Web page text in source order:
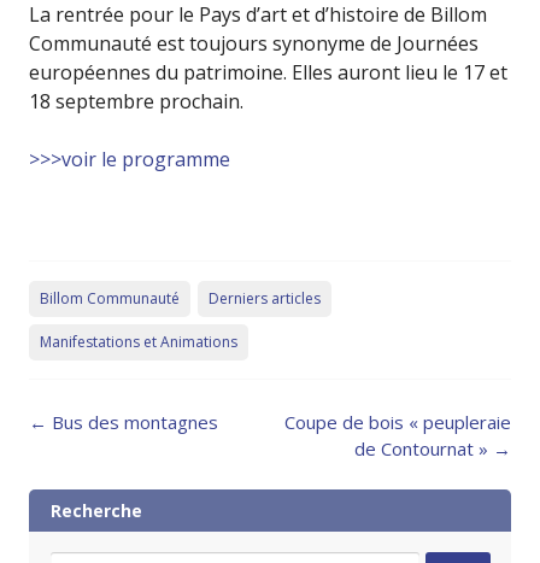
La rentrée pour le Pays d’art et d’histoire de Billom
Communauté est toujours synonyme de Journées
européennes du patrimoine. Elles auront lieu le 17 et
18 septembre prochain.
>>>voir le programme
Billom Communauté Derniers articles
Manifestations et Animations
Post
← Bus des montagnes
Coupe de bois « peupleraie
de Contournat » →
Recherche